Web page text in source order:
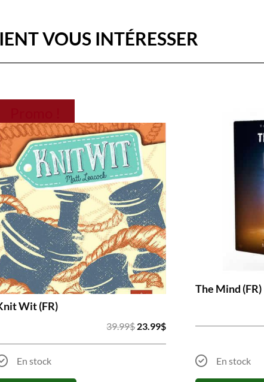
VOUS INTÉRESSER
Wit (FR)
39.99$Le
prix
23.99$Le
prix
En stock
The Mind (FR)
En stock